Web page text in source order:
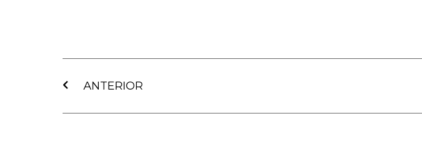
ANTERIOR